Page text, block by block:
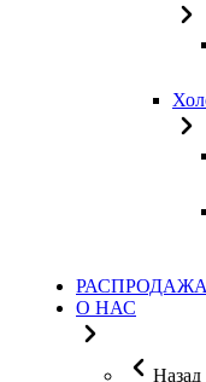
РАСПРОДАЖА
О НАС
Назад